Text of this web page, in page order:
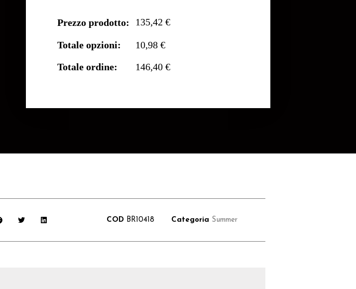
Prezzo prodotto: 135,42 €
Totale opzioni:
10,98 €
Totale ordine:
146,40 €
COD BR10418 Categoria Summer